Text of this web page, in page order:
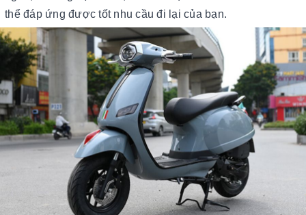
thể đáp ứng được tốt nhu cầu đi lại của bạn.